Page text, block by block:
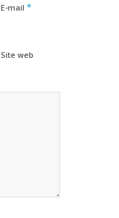
E-mail *
Site web